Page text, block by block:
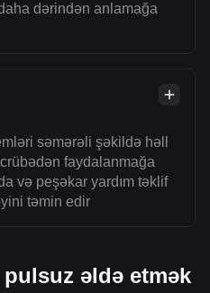
dərindən anlamağa
səmərəli şəkildə həll
faydalanmağa
və peşəkar yardım təklif
təmin edir
əldə etmək